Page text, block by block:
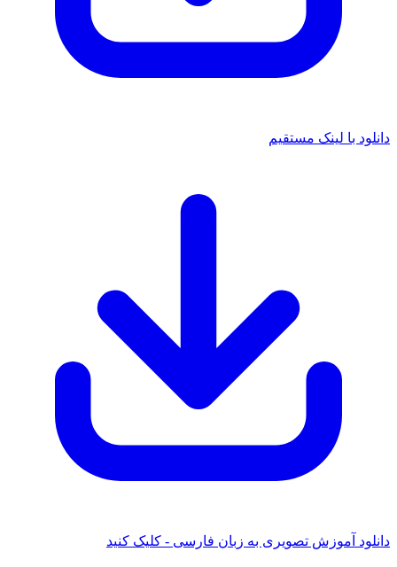
دانلود با لینک مستقیم
دانلود آموزش تصویری به زبان فارسی - کلیک کنید